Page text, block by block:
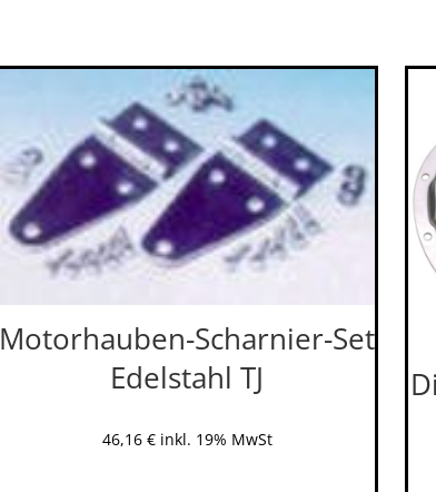
Motorhauben-Scharnier-Set
Edelstahl TJ
46,16 € inkl. 19% MwSt